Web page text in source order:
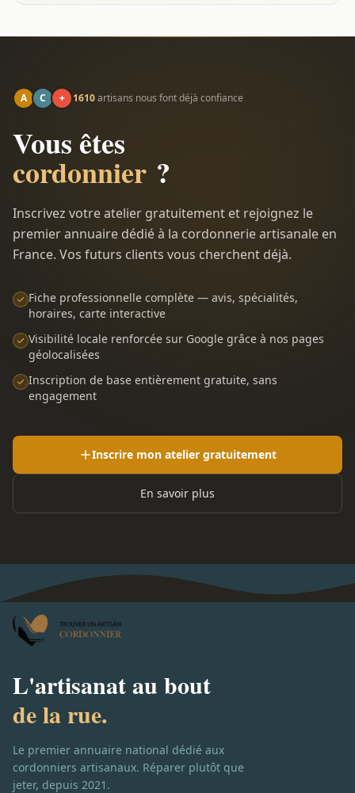
A C + 1610artisans nous font déjà confiance
Vous êtes
cordonnier ?
Inscrivez votre atelier gratuitement et rejoignez le
premier annuaire dédié à la cordonnerie artisanale en
France. Vos futurs clients vous cherchent déjà.
Fiche professionnelle complète — avis, spécialités,
horaires, carte interactive
Visibilité locale renforcée sur Google grâce à nos pages
géolocalisées
Inscription de base entièrement gratuite, sans
engagement
Inscrire mon atelier gratuitement
En savoir plus
L'artisanat au bout
de la rue.
Le premier annuaire national dédié aux
cordonniers artisanaux. Réparer plutôt que
jeter, depuis 2021.